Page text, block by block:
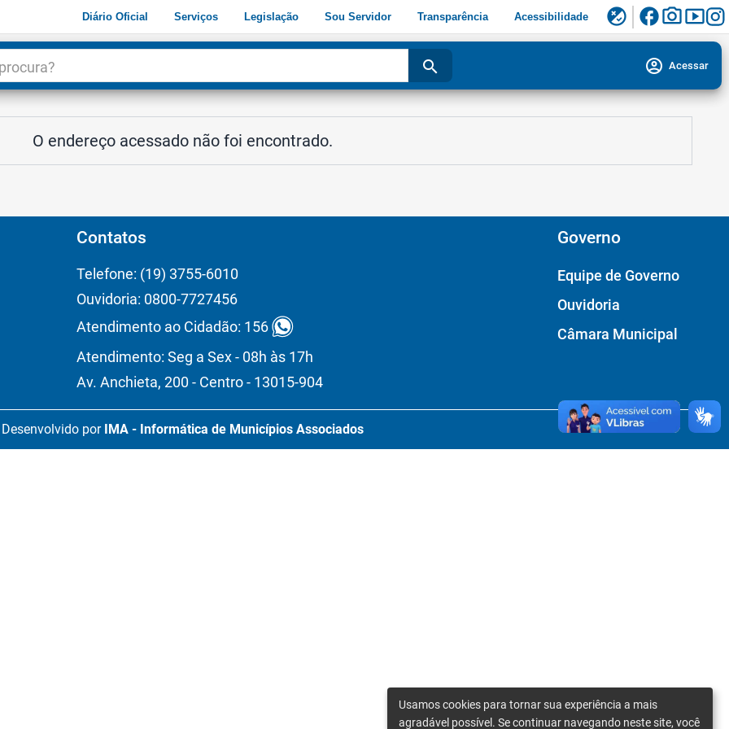
Diário Oficial Serviços Legislação Sou Servidor Transparência Acessibilidade flaky facebookphoto_camerasmart_display
search account_circle Acessar
O endereço acessado não foi encontrado.
Contatos
Telefone: (19) 3755-6010
Ouvidoria: 0800-7727456
Atendimento ao Cidadão: 156
Atendimento: Seg a Sex - 08h às 17h
Av. Anchieta, 200 - Centro - 13015-904
Governo
Equipe de Governo
Ouvidoria
Câmara Municipal
Desenvolvido por IMA - Informática de Municípios Associados
Usamos cookies para tornar sua experiência a mais
agradável possível. Se continuar navegando neste site, você